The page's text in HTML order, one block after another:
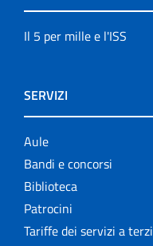
Il 5 per mille e l'ISS
SERVIZI
Aule
Bandi e concorsi
Biblioteca
Patrocini
Tariffe dei servizi a terzi